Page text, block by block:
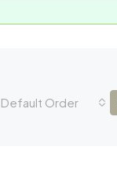
Default Order